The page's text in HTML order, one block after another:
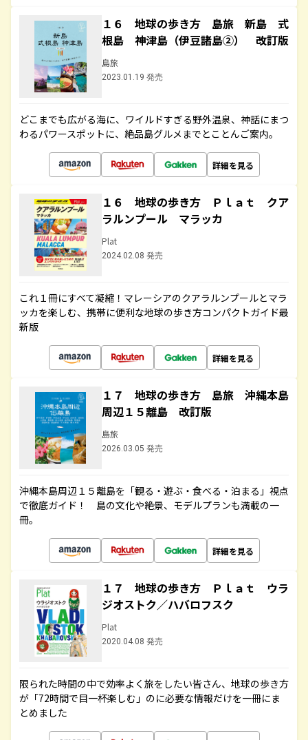
１６ 地球の歩き方 島旅 新島 式
根島 神津島（伊豆諸島②） 改訂版
島旅
2023.01.19 発売
どこまでも広がる海に、ワイルドすぎる野外温泉、神話にまつ
わるパワースポットに、絶品島グルメまでとことんご案内。
詳細を見る
１６ 地球の歩き方 Ｐｌａｔ クア
ラルンプール マラッカ
Plat
2024.02.08 発売
これ１冊にすべて凝縮！マレーシアのクアラルンプールとマラ
ッカを楽しむ、携帯に便利な地球の歩き方コンパクトガイド最
新版
詳細を見る
１７ 地球の歩き方 島旅 沖縄本島
周辺１５離島 改訂版
島旅
2026.03.05 発売
沖縄本島周辺１５離島を「観る・遊ぶ・食べる・泊まる」視点
で徹底ガイド！ 島の文化や絶景、モデルプランも満載の一
冊。
詳細を見る
１７ 地球の歩き方 Ｐｌａｔ ウラ
ジオストク／ハバロフスク
Plat
2020.04.08 発売
限られた時間の中で効率よく旅をしたい皆さん、地球の歩き方
が「72時間で目一杯楽しむ」のに必要な情報だけを一冊にま
とめました